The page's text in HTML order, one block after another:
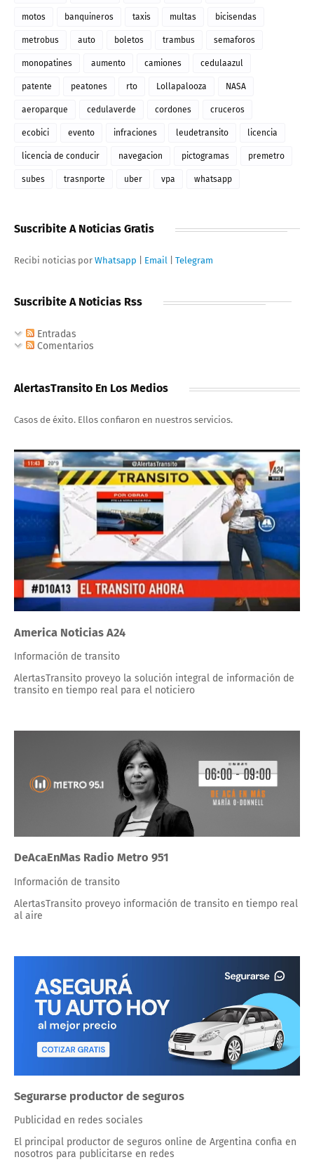
motos banquineros taxis multas bicisendas
metrobus auto boletos trambus semaforos
monopatines aumento camiones cedulaazul
patente peatones rto Lollapalooza NASA
aeroparque cedulaverde cordones cruceros
ecobici evento infraciones leudetransito licencia
licencia de conducir navegacion pictogramas premetro
subes trasnporte uber vpa whatsapp
Suscribite A Noticias Gratis
Recibi noticias por Whatsapp Email Telegram
Suscribite A Noticias Rss
Entradas
Comentarios
AlertasTransito En Los Medios
Casos de éxito. Ellos confiaron en nuestros servicios.
America Noticias A24
Información de transito
AlertasTransito proveyo la solución integral de información de
transito en tiempo real para el noticiero
DeAcaEnMas Radio Metro 951
Información de transito
AlertasTransito proveyo información de transito en tiempo real
al aire
Segurarse productor de seguros
Publicidad en redes sociales
El principal productor de seguros online de Argentina confia en
nosotros para publicitarse en redes